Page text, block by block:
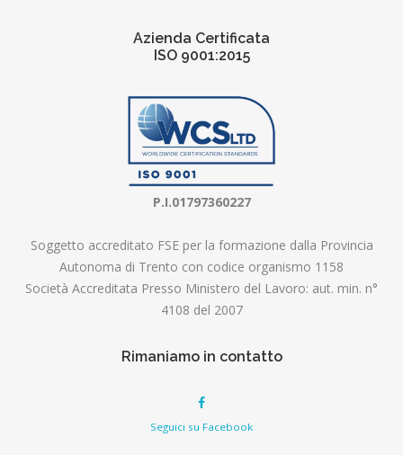
Azienda Certificata
ISO 9001:2015
P.I.01797360227
Soggetto accreditato FSE per la formazione dalla Provincia
Autonoma di Trento con codice organismo 1158
Società Accreditata Presso Ministero del Lavoro: aut. min. n°
4108 del 2007
Rimaniamo in contatto
Seguici su Facebook